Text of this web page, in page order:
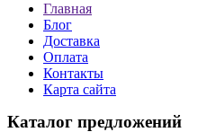
Главная
Блог
Доставка
Оплата
Контакты
Карта сайта
Каталог предложений